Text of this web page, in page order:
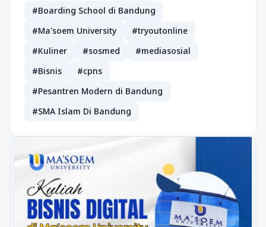
#Boarding School di Bandung
#Ma'soem University
#tryoutonline
#Kuliner
#sosmed
#mediasosial
#Bisnis
#cpns
#Pesantren Modern di Bandung
#SMA Islam Di Bandung